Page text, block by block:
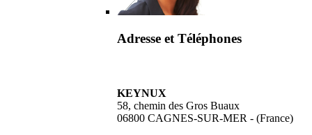
Adresse et Téléphones
KEYNUX
58, chemin des Gros Buaux
06800 CAGNES-SUR-MER - (France)